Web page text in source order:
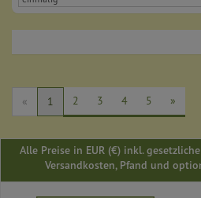
« 1 2 3 4 5 »
Alle Preise in EUR (€) inkl.
Versandkosten, Pfand und